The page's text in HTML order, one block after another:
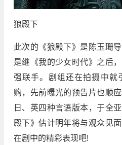
狼殿下
此次的《狼殿下》是陈玉珊
是继《我的少女时代》之后
强联手。剧组还在拍摄中就
购，先前曝光的预告片也顺
日、英四种言语版本，于全
殿下》估计明年将与观众见
在剧中的精彩表现吧!